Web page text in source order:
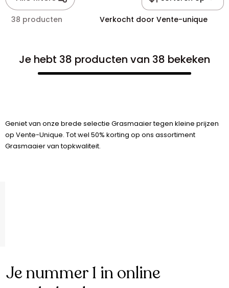
38 producten Verkocht door Vente-unique
Je hebt 38 producten van 38 bekeken
Geniet van onze brede selectie Grasmaaier tegen kleine prijzen
op Vente-Unique. Tot wel 50% korting op ons assortiment
Grasmaaier van topkwaliteit.
Je nummer 1 in online